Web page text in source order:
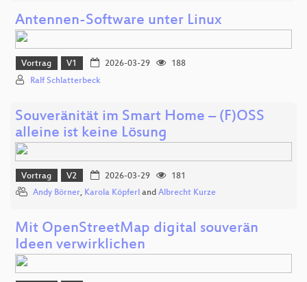
Antennen-Software unter Linux
Vortrag V1 2026-03-29
188
Ralf Schlatterbeck
Souveränität im Smart Home – (F)OSS
alleine ist keine Lösung
Vortrag V2 2026-03-29
181
Andy Börner, Karola Köpferl and Albrecht Kurze
Mit OpenStreetMap digital souverän
Ideen verwirklichen